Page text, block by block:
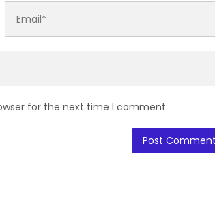
for the next time I comment.